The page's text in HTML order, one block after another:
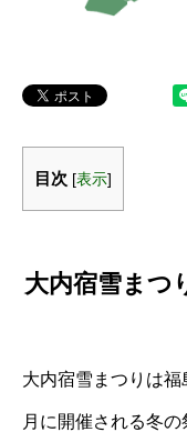
目次 [表示]
大内宿雪まつ
大内宿雪まつりは
月に開催される冬